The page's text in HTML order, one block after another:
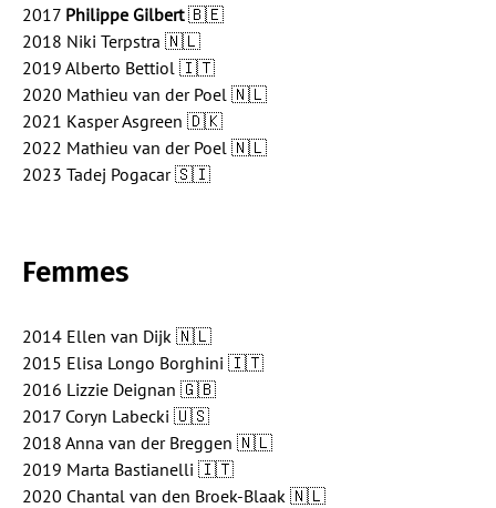
2017 Philippe Gilbert🇧🇪
2018 Niki Terpstra 🇳🇱
2019 Alberto Bettiol 🇮🇹
2020 Mathieu van der Poel 🇳🇱
2021 Kasper Asgreen 🇩🇰
2022 Mathieu van der Poel 🇳🇱
2023 Tadej Pogacar 🇸🇮
Femmes
2014 Ellen van Dijk 🇳🇱
2015 Elisa Longo Borghini 🇮🇹
2016 Lizzie Deignan 🇬🇧
2017 Coryn Labecki 🇺🇸
2018 Anna van der Breggen 🇳🇱
2019 Marta Bastianelli 🇮🇹
2020 Chantal van den Broek-Blaak 🇳🇱